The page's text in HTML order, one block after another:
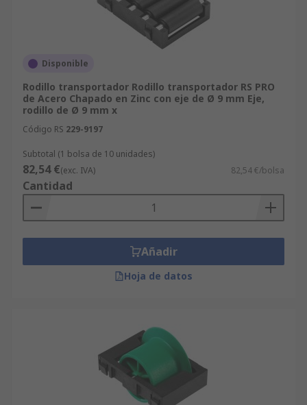
Disponible
Rodillo transportador Rodillo transportador RS PRO
de Acero Chapado en Zinc con eje de Ø 9 mm Eje,
rodillo de Ø 9 mm x
Código RS 229-9197
Subtotal (1 bolsa de 10 unidades)
82,54 €(exc. IVA) 82,54 €/bolsa
Cantidad
Añadir
Hoja de datos